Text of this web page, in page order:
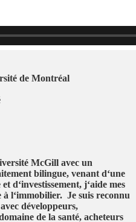
de Montréal
é McGill avec un
bilingue, venant d‘une
et d‘investissement, j‘aide mes
à l‘immobilier. Je suis reconnu
avec développeurs,
de la santé, acheteurs